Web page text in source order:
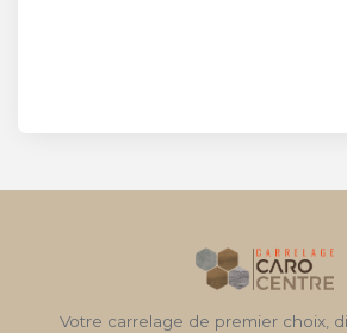
Votre carrelage de premier choix,